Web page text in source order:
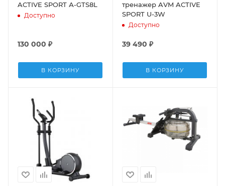
ACTIVE SPORT А-GTS8L
Доступно
130 000 ₽
В КОРЗИНУ
тренажер AVM ACTIVE
SPORT U-3W
Доступно
39 490 ₽
В КОРЗИНУ